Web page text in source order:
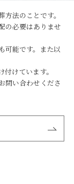
法のことです。
の必要はありませ
可能です。また以
けています。
問い合わせくださ